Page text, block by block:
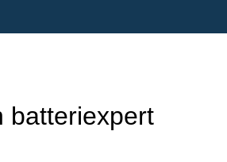
batteriexpert